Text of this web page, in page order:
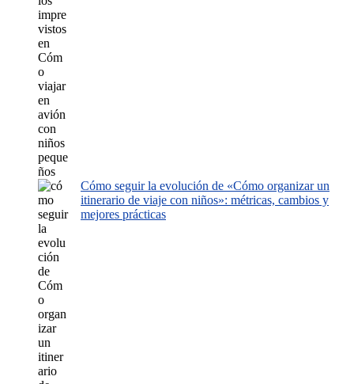
Cómo seguir la evolución de «Cómo organizar un
itinerario de viaje con niños»: métricas, cambios y
mejores prácticas